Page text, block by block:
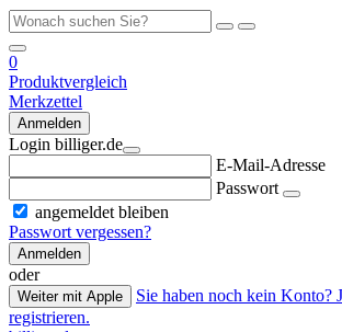
0
Produktvergleich
Merkzettel
Anmelden
Login billiger.de
E-Mail-Adresse
Passwort
angemeldet bleiben
Passwort vergessen?
Anmelden
oder
Weiter mit Apple
Sie haben noch kein Konto?
registrieren.